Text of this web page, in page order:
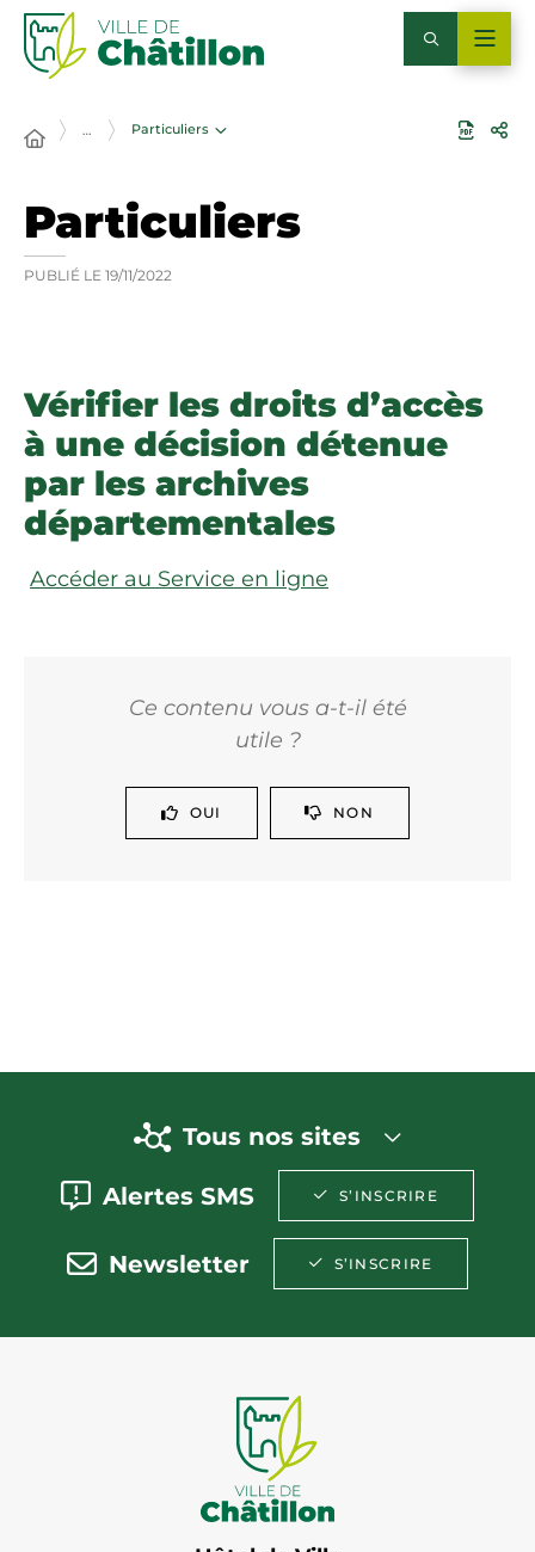
… Particuliers
Particuliers
PUBLIÉ LE 19/11/2022
Vérifier les droits d’accès
à une décision détenue
par les archives
départementales
Accéder au Service en ligne
Ce contenu vous a-t-il été
utile ?
OUI NON
Tous nos sites
Alertes SMS S’INSCRIRE
Newsletter S’INSCRIRE